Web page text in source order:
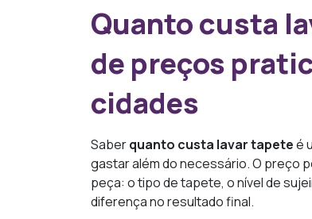
Quanto custa
de preços
cidades
Saberquanto custa lavar tapeteé
gastar além do necessário. O preço
peça: o tipo de tapete, o nível de
diferença no resultado final.